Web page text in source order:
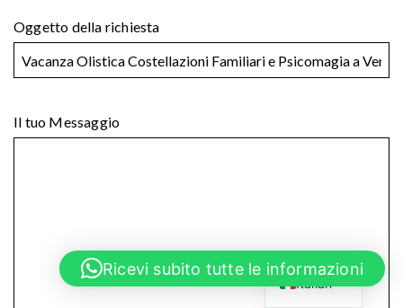
Oggetto della richiesta
Il tuo Messaggio
Ricevi subito tutte le informazioni
Italian
English